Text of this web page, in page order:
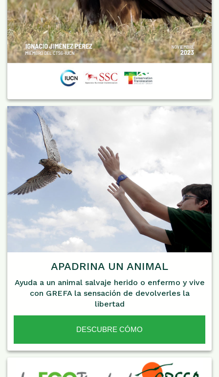
APADRINA UN ANIMAL
Ayuda a un animal salvaje herido o enfermo y vive
con GREFA la sensación de devolverles la
libertad
DESCUBRE CÓMO